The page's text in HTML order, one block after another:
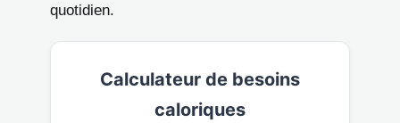
quotidien.
Calculateur de besoins
caloriques